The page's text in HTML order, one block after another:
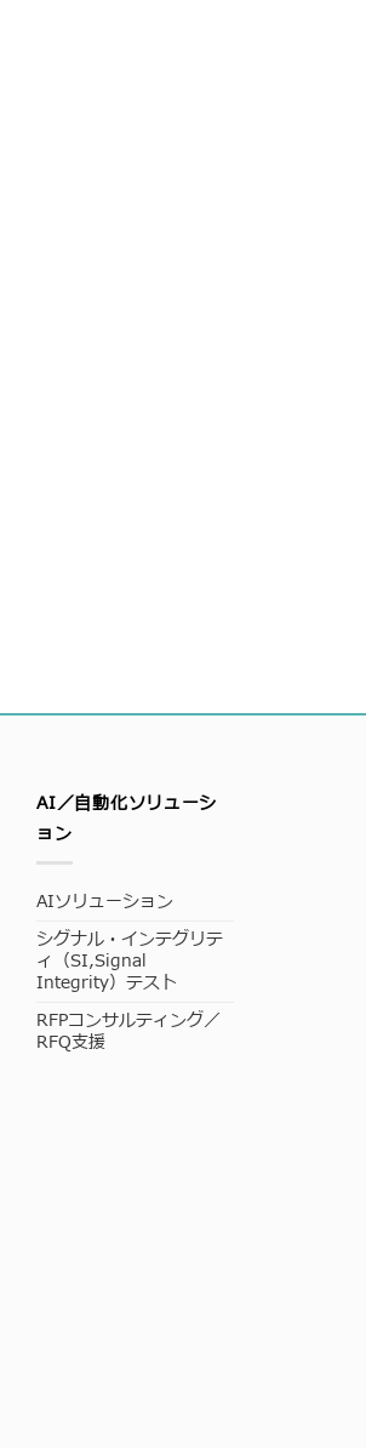
AI／自動化ソリューシ
ョン
AIソリューション
シグナル・インテグリテ
ィ（SI,Signal
Integrity）テスト
RFPコンサルティング／
RFQ支援